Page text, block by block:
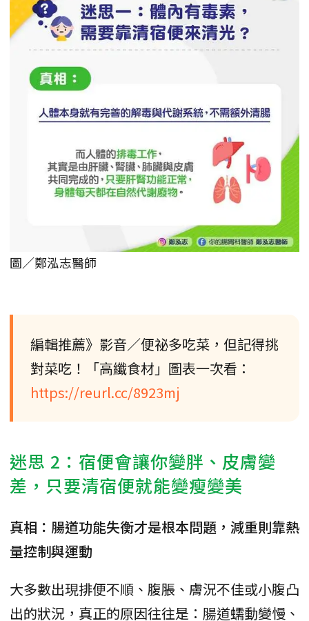
圖／鄭泓志醫師
編輯推薦》影音／便祕多吃菜，但記得挑
對菜吃！「高纖食材」圖表一次看：
https://reurl.cc/8923mj
迷思 2：宿便會讓你變胖、皮膚變
差，只要清宿便就能變瘦變美
真相：腸道功能失衡才是根本問題，減重則靠熱
量控制與運動
大多數出現排便不順、腹脹、膚況不佳或小腹凸
出的狀況，真正的原因往往是：腸道蠕動變慢、